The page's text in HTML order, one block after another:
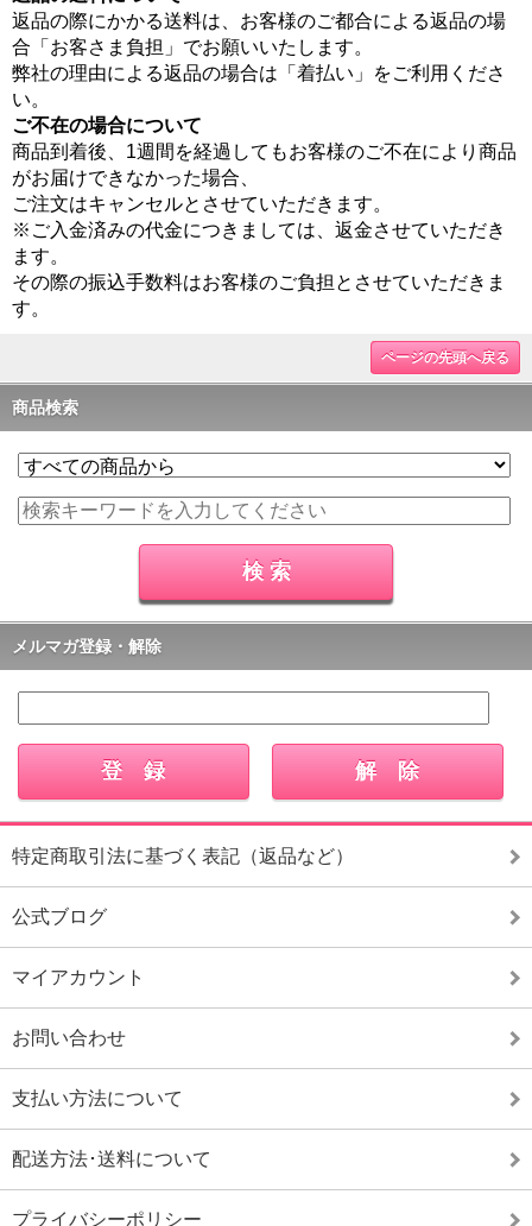
返品の際にかかる送料は、お客様のご都合による返品の場
合「お客さま負担」でお願いいたします。
弊社の理由による返品の場合は「着払い」をご利用くださ
い。
ご不在の場合について
商品到着後、1週間を経過してもお客様のご不在により商品
がお届けできなかった場合、
ご注文はキャンセルとさせていただきます。
※ご入金済みの代金につきましては、返金させていただき
ます。
その際の振込手数料はお客様のご負担とさせていただきま
す。
ページの先頭へ戻る
商品検索
メルマガ登録・解除
特定商取引法に基づく表記（返品など）
公式ブログ
マイアカウント
お問い合わせ
支払い方法について
配送方法･送料について
プライバシーポリシー